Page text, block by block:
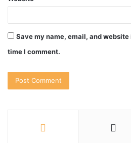
Save my name, email, and
time I comment.